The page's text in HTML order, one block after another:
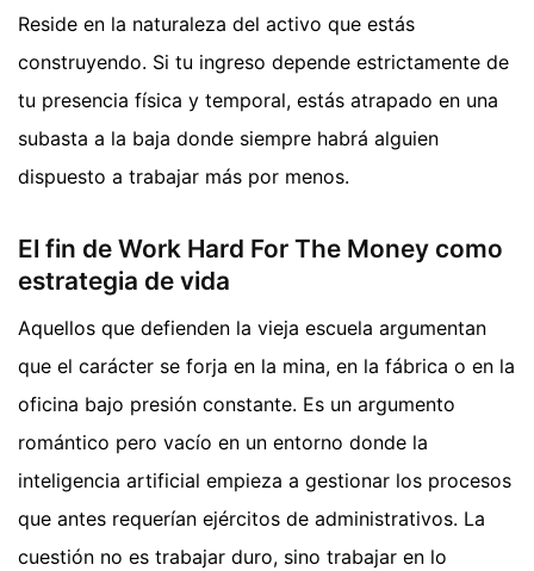
Reside en la naturaleza del activo que estás
construyendo. Si tu ingreso depende estrictamente de
tu presencia física y temporal, estás atrapado en una
subasta a la baja donde siempre habrá alguien
dispuesto a trabajar más por menos.
El fin de Work Hard For The Money como
estrategia de vida
Aquellos que defienden la vieja escuela argumentan
que el carácter se forja en la mina, en la fábrica o en la
oficina bajo presión constante. Es un argumento
romántico pero vacío en un entorno donde la
inteligencia artificial empieza a gestionar los procesos
que antes requerían ejércitos de administrativos. La
cuestión no es trabajar duro, sino trabajar en lo